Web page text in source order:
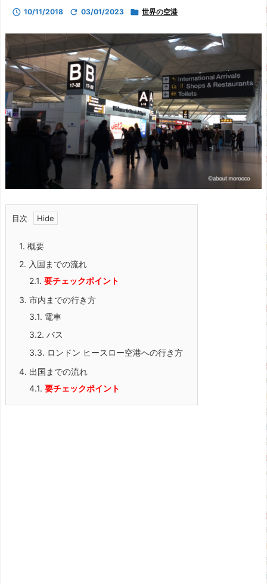
 10/11/2018  03/01/2023  世界の空港
目次
1. 概要
2. 入国までの流れ
2.1. 要チェックポイント
3. 市内までの行き方
3.1. 電車
3.2. バス
3.3. ロンドン ヒースロー空港への行き方
4. 出国までの流れ
4.1. 要チェックポイント